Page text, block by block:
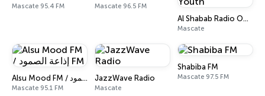
Mascate 95.4 FM Mascate 96.5 FM
Al Shabab Radio Oman Youth
Mascate
Alsu Mood FM / إذاعة الصمود FM
Mascate 95.1 FM
JazzWave Radio
Mascate
Shabiba FM
Mascate 97.5 FM